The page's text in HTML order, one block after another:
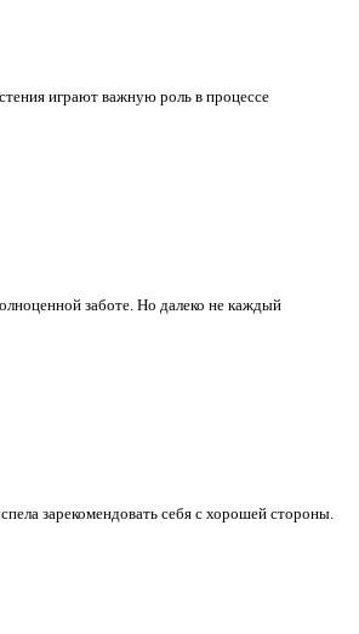
играют важную роль в процессе
заботе. Но далеко не каждый
зарекомендовать себя с хорошей стороны.